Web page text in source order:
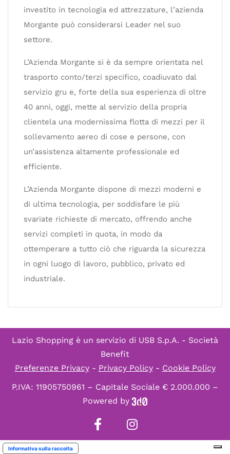
investito in tecnologia ed attrezzature, l’azienda
Morgante può considerarsi Leader nel suo
settore.
L’Azienda Morgante si è da sempre orientata nel
trasporto conto/terzi specifico, coadiuvato dal
servizio gru e, forte della sua esperienza di oltre
40 anni, oggi, mette al servizio della propria
clientela una modernissima flotta di mezzi per il
sollevamento aereo di cose e persone, con
un’assistenza altamente professionale ed
efficiente.
L’Azienda Morgante dispone di mezzi moderni e
di ultima tecnologia, per soddisfare le più
svariate richieste di mercato, offrendo anche
servizi completi in quota, in modo da
ottemperare a tutto ciò che riguarda la sicurezza
in ogni luogo di lavoro, pubblico, privato ed
industriale.
Lazio Shopping è un servizio di USB S.p.A. - Società
Benefit
Preferenze Privacy- Privacy Policy- Cookie Policy
P.IVA: 11905750961 – Capitale Sociale € 2.000.000 –
Powered by
Informativa sulla raccolta